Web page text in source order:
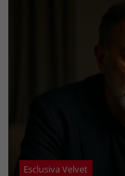
Esclusiva Velvet